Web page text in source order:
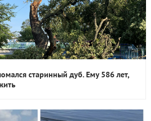
старинный дуб. Ему 586 лет,